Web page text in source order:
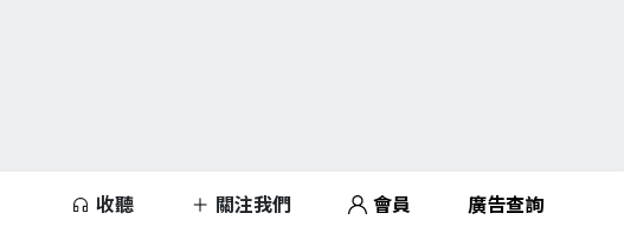
收聽 關注我們 會員 廣告查詢